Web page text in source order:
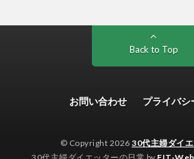
Back to Top
お問い合わせ プライバシ
© Copyright 2026 30代主婦ダイ